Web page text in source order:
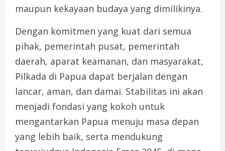
maupun kekayaan budaya yang dimilikinya.
Dengan komitmen yang kuat dari semua
pihak, pemerintah pusat, pemerintah
daerah, aparat keamanan, dan masyarakat,
Pilkada di Papua dapat berjalan dengan
lancar, aman, dan damai. Stabilitas ini akan
menjadi fondasi yang kokoh untuk
mengantarkan Papua menuju masa depan
yang lebih baik, serta mendukung